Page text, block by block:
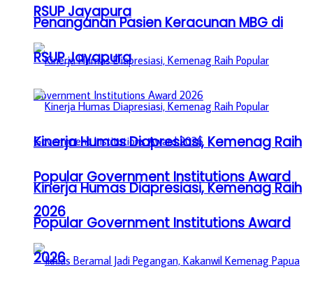
RSUP Jayapura
Kinerja Humas Diapresiasi, Kemenag Raih
Popular Government Institutions Award
2026
Penanganan Pasien Keracunan MBG di
RSUP Jayapura
Kinerja Humas Diapresiasi, Kemenag Raih
Popular Government Institutions Award
2026